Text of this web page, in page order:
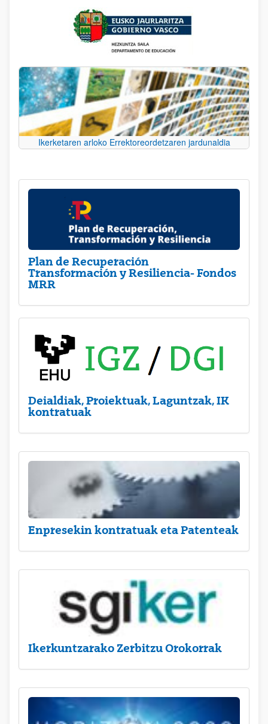
Ikerketaren arloko Errektoreordetzaren jardunaldia
Plan de Recuperación
Transformación y Resiliencia- Fondos
MRR
Deialdiak, Proiektuak, Laguntzak, IK
kontratuak
Enpresekin kontratuak eta Patenteak
Ikerkuntzarako Zerbitzu Orokorrak